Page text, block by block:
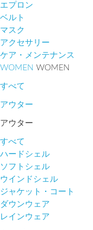
エプロン
ベルト
マスク
アクセサリー
ケア・メンテナンス
WOMEN WOMEN
すべて
アウター
アウター
すべて
ハードシェル
ソフトシェル
ウインドシェル
ジャケット・コート
ダウンウェア
レインウェア